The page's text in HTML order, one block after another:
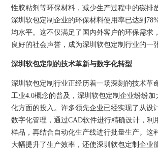
性胶粘剂等环保材料，减少生产过程中的碳排
深圳软包定制企业的环保材料使用率已达到
均水平。这不仅满足了国内外客户的环保需求
良好的社会声誉，成为深圳软包定制行业的一
深圳软包定制的技术革新与数字化转型
深圳软包定制行业正经历着一场深刻的技术革
工业4.0概念的普及，深圳软包定制企业纷纷
化方面的投入。许多领先企业已经实现了从设
数字化管理，通过CAD软件进行精确设计，利
样品，再结合自动化生产线进行批量生产。这
大幅提升了生产效率，还使深圳软包定制企业